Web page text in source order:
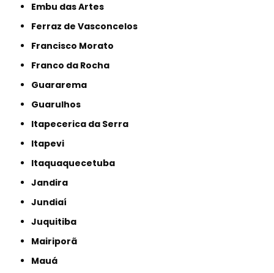
Embu das Artes
Ferraz de Vasconcelos
Francisco Morato
Franco da Rocha
Guararema
Guarulhos
Itapecerica da Serra
Itapevi
Itaquaquecetuba
Jandira
Jundiaí
Juquitiba
Mairiporã
Mauá